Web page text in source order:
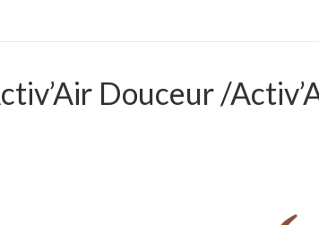
Douceur /